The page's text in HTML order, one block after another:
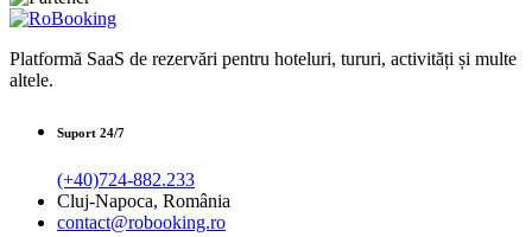
Platformă SaaS de rezervări pentru hoteluri, tururi, activități și multe
altele.
Suport 24/7
(+40)724-882.233
Cluj-Napoca, România
contact@robooking.ro